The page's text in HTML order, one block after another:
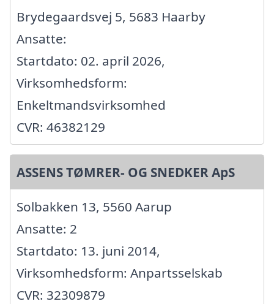
Brydegaardsvej 5, 5683 Haarby
Ansatte:
Startdato: 02. april 2026,
Virksomhedsform:
Enkeltmandsvirksomhed
CVR: 46382129
ASSENS TØMRER- OG SNEDKER ApS
Solbakken 13, 5560 Aarup
Ansatte: 2
Startdato: 13. juni 2014,
Virksomhedsform: Anpartsselskab
CVR: 32309879